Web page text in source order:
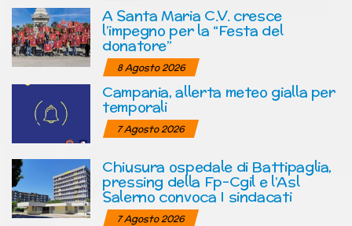
A Santa Maria C.V. cresce
l’impegno per la “Festa del
donatore”
8 Agosto 2026
Campania, allerta meteo gialla per
temporali
7 Agosto 2026
Chiusura ospedale di Battipaglia,
pressing della Fp-Cgil e l’Asl
Salerno convoca I sindacati
7 Agosto 2026